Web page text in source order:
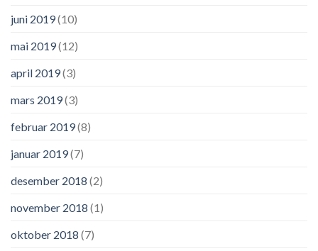
juni 2019(10)
mai 2019(12)
april 2019(3)
mars 2019(3)
februar 2019(8)
januar 2019(7)
desember 2018 (2)
november 2018 (1)
oktober 2018 (7)